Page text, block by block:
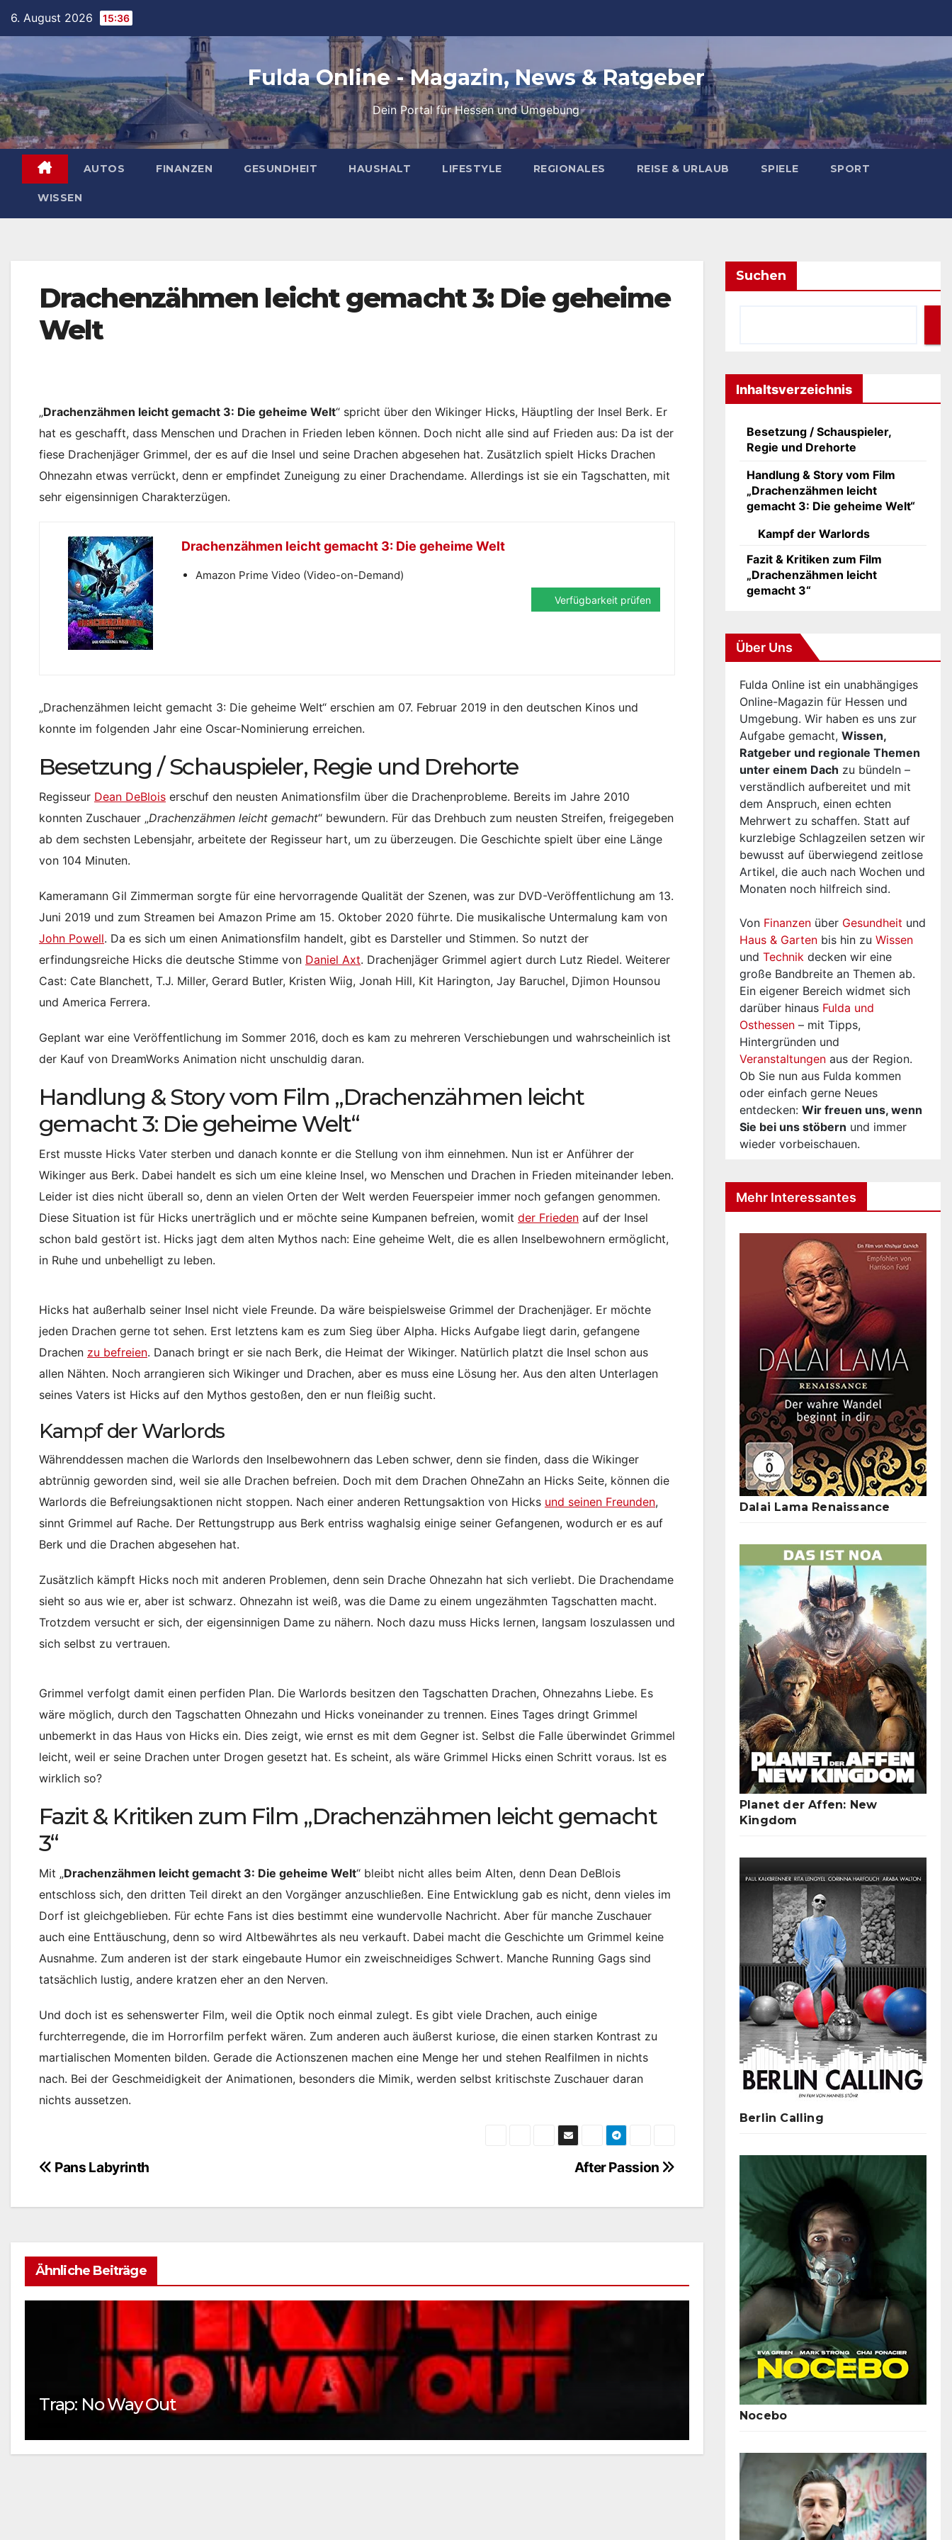
content
6. August 2026 15:36
Fulda Online - Magazin, News & Ratgeber
Dein Portal für Hessen und Umgebung
AUTOS FINANZEN GESUNDHEIT HAUSHALT LIFESTYLE REGIONALES REISE & URLAUB SPIELE SPORT
WISSEN
Drachenzähmen leicht gemacht 3: Die geheime
Welt
„Drachenzähmen leicht gemacht 3: Die geheime Welt“ spricht über den Wikinger Hicks, Häuptling der Insel Berk. Er
hat es geschafft, dass Menschen und Drachen in Frieden leben können. Doch nicht alle sind auf Frieden aus: Da ist der
fiese Drachenjäger Grimmel, der es auf die Insel und seine Drachen abgesehen hat. Zusätzlich spielt Hicks Drachen
Ohnezahn etwas verrückt, denn er empfindet Zuneigung zu einer Drachendame. Allerdings ist sie ein Tagschatten, mit
sehr eigensinnigen Charakterzügen.
Drachenzähmen leicht gemacht 3: Die geheime Welt
Amazon Prime Video (Video-on-Demand)
Verfügbarkeit prüfen
„Drachenzähmen leicht gemacht 3: Die geheime Welt“ erschien am 07. Februar 2019 in den deutschen Kinos und
konnte im folgenden Jahr eine Oscar-Nominierung erreichen.
Besetzung / Schauspieler, Regie und Drehorte
Regisseur Dean DeBlois erschuf den neusten Animationsfilm über die Drachenprobleme. Bereits im Jahre 2010
konnten Zuschauer „Drachenzähmen leicht gemacht“ bewundern. Für das Drehbuch zum neusten Streifen, freigegeben
ab dem sechsten Lebensjahr, arbeitete der Regisseur hart, um zu überzeugen. Die Geschichte spielt über eine Länge
von 104 Minuten.
Kameramann Gil Zimmerman sorgte für eine hervorragende Qualität der Szenen, was zur DVD-Veröffentlichung am 13.
Juni 2019 und zum Streamen bei Amazon Prime am 15. Oktober 2020 führte. Die musikalische Untermalung kam von
John Powell. Da es sich um einen Animationsfilm handelt, gibt es Darsteller und Stimmen. So nutzt der
erfindungsreiche Hicks die deutsche Stimme von Daniel Axt. Drachenjäger Grimmel agiert durch Lutz Riedel. Weiterer
Cast: Cate Blanchett, T.J. Miller, Gerard Butler, Kristen Wiig, Jonah Hill, Kit Harington, Jay Baruchel, Djimon Hounsou
und America Ferrera.
Geplant war eine Veröffentlichung im Sommer 2016, doch es kam zu mehreren Verschiebungen und wahrscheinlich ist
der Kauf von DreamWorks Animation nicht unschuldig daran.
Handlung & Story vom Film „Drachenzähmen leicht
gemacht 3: Die geheime Welt“
Erst musste Hicks Vater sterben und danach konnte er die Stellung von ihm einnehmen. Nun ist er Anführer der
Wikinger aus Berk. Dabei handelt es sich um eine kleine Insel, wo Menschen und Drachen in Frieden miteinander leben.
Leider ist dies nicht überall so, denn an vielen Orten der Welt werden Feuerspeier immer noch gefangen genommen.
Diese Situation ist für Hicks unerträglich und er möchte seine Kumpanen befreien, womit der Frieden auf der Insel
schon bald gestört ist. Hicks jagt dem alten Mythos nach: Eine geheime Welt, die es allen Inselbewohnern ermöglicht,
in Ruhe und unbehelligt zu leben.
Hicks hat außerhalb seiner Insel nicht viele Freunde. Da wäre beispielsweise Grimmel der Drachenjäger. Er möchte
jeden Drachen gerne tot sehen. Erst letztens kam es zum Sieg über Alpha. Hicks Aufgabe liegt darin, gefangene
Drachen zu befreien. Danach bringt er sie nach Berk, die Heimat der Wikinger. Natürlich platzt die Insel schon aus
allen Nähten. Noch arrangieren sich Wikinger und Drachen, aber es muss eine Lösung her. Aus den alten Unterlagen
seines Vaters ist Hicks auf den Mythos gestoßen, den er nun fleißig sucht.
Kampf der Warlords
Währenddessen machen die Warlords den Inselbewohnern das Leben schwer, denn sie finden, dass die Wikinger
abtrünnig geworden sind, weil sie alle Drachen befreien. Doch mit dem Drachen OhneZahn an Hicks Seite, können die
Warlords die Befreiungsaktionen nicht stoppen. Nach einer anderen Rettungsaktion von Hicks und seinen Freunden,
sinnt Grimmel auf Rache. Der Rettungstrupp aus Berk entriss waghalsig einige seiner Gefangenen, wodurch er es auf
Berk und die Drachen abgesehen hat.
Zusätzlich kämpft Hicks noch mit anderen Problemen, denn sein Drache Ohnezahn hat sich verliebt. Die Drachendame
sieht so aus wie er, aber ist schwarz. Ohnezahn ist weiß, was die Dame zu einem ungezähmten Tagschatten macht.
Trotzdem versucht er sich, der eigensinnigen Dame zu nähern. Noch dazu muss Hicks lernen, langsam loszulassen und
sich selbst zu vertrauen.
Grimmel verfolgt damit einen perfiden Plan. Die Warlords besitzen den Tagschatten Drachen, Ohnezahns Liebe. Es
wäre möglich, durch den Tagschatten Ohnezahn und Hicks voneinander zu trennen. Eines Tages dringt Grimmel
unbemerkt in das Haus von Hicks ein. Dies zeigt, wie ernst es mit dem Gegner ist. Selbst die Falle überwindet Grimmel
leicht, weil er seine Drachen unter Drogen gesetzt hat. Es scheint, als wäre Grimmel Hicks einen Schritt voraus. Ist es
wirklich so?
Fazit & Kritiken zum Film „Drachenzähmen leicht gemacht
3“
Mit „Drachenzähmen leicht gemacht 3: Die geheime Welt“ bleibt nicht alles beim Alten, denn Dean DeBlois
entschloss sich, den dritten Teil direkt an den Vorgänger anzuschließen. Eine Entwicklung gab es nicht, denn vieles im
Dorf ist gleichgeblieben. Für echte Fans ist dies bestimmt eine wundervolle Nachricht. Aber für manche Zuschauer
auch eine Enttäuschung, denn so wird Altbewährtes als neu verkauft. Dabei macht die Geschichte um Grimmel keine
Ausnahme. Zum anderen ist der stark eingebaute Humor ein zweischneidiges Schwert. Manche Running Gags sind
tatsächlich lustig, andere kratzen eher an den Nerven.
Und doch ist es sehenswerter Film, weil die Optik noch einmal zulegt. Es gibt viele Drachen, auch einige
furchterregende, die im Horrorfilm perfekt wären. Zum anderen auch äußerst kuriose, die einen starken Kontrast zu
martialischen Momenten bilden. Gerade die Actionszenen machen eine Menge her und stehen Realfilmen in nichts
nach. Bei der Geschmeidigkeit der Animationen, besonders die Mimik, werden selbst kritischste Zuschauer daran
nichts aussetzen.
Beitragsnavigation After Passion
Pans Labyrinth
Ähnliche Beiträge
Trap: No Way Out Gemütliche Klassiker: Die Top
Suchen
Inhaltsverzeichnis
Besetzung / Schauspieler,
Regie und Drehorte
Handlung & Story vom Film
„Drachenzähmen leicht
gemacht 3: Die geheime Welt“
Kampf der Warlords
Fazit & Kritiken zum Film
„Drachenzähmen leicht
gemacht 3“
Über Uns
Fulda Online ist ein unabhängiges
Online-Magazin für Hessen und
Umgebung. Wir haben es uns zur
Aufgabe gemacht, Wissen,
Ratgeber und regionale Themen
unter einem Dach zu bündeln –
verständlich aufbereitet und mit
dem Anspruch, einen echten
Mehrwert zu schaffen. Statt auf
kurzlebige Schlagzeilen setzen wir
bewusst auf überwiegend zeitlose
Artikel, die auch nach Wochen und
Monaten noch hilfreich sind.
Von Finanzen über Gesundheit und
Haus & Garten bis hin zu Wissen
und Technik decken wir eine
große Bandbreite an Themen ab.
Ein eigener Bereich widmet sich
darüber hinaus Fulda und
Osthessen – mit Tipps,
Hintergründen und
Veranstaltungen aus der Region.
Ob Sie nun aus Fulda kommen
oder einfach gerne Neues
entdecken: Wir freuen uns, wenn
Sie bei uns stöbern und immer
wieder vorbeischauen.
Mehr Interessantes
Dalai Lama Renaissance
Planet der Affen: New
Kingdom
Berlin Calling
Nocebo